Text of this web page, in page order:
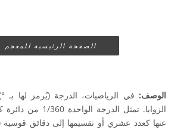
الصفحة الرئيسية للمعجم
الوصف: في الرياضيات، الدرجة (يُرمز لها
الزوايا. تمثل الدرجة
عنها كعدد عشري أو تقسيمها إلى دقائق قوسية